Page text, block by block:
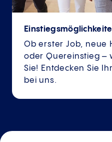
Ob erster Job, neue
oder Quereinstieg –
Sie! Entdecken Sie
bei uns.